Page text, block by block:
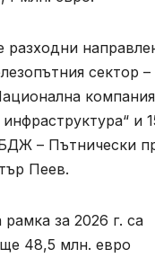
разходни
сектор –
компания
и
– Пътнически
Пеев.
за 2026 г. са
48,5 млн. евро